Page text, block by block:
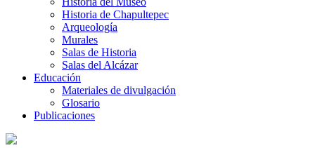
Historia de Chapultepec
Arqueología
Murales
Salas de Historia
Salas del Alcázar
Educación
Materiales de divulgación
Glosario
Publicaciones